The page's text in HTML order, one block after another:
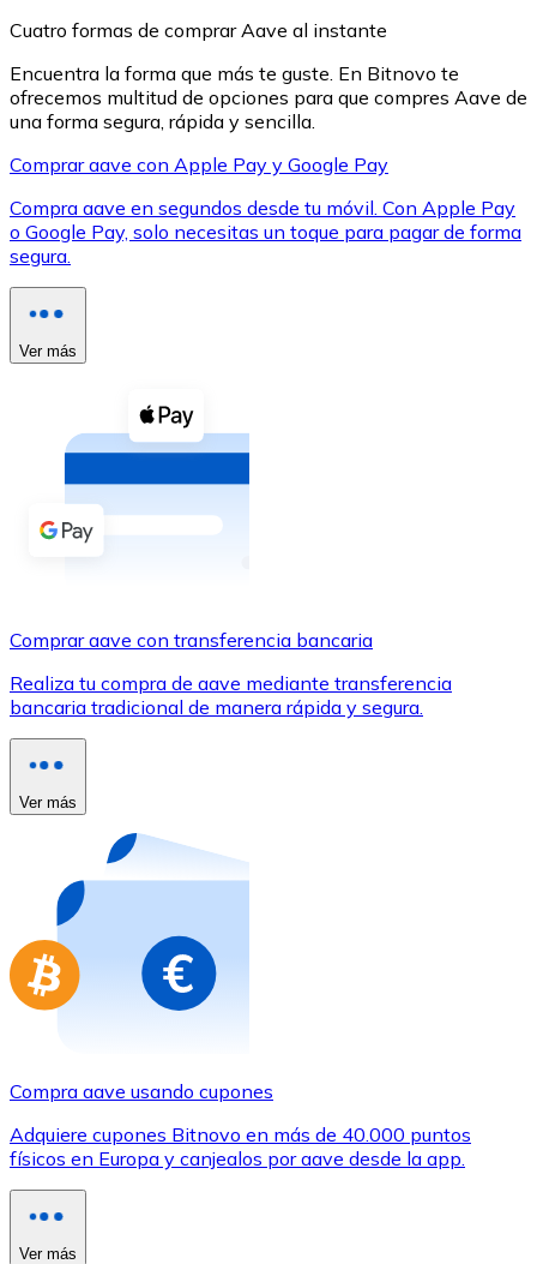
XRP
XRP
Ver todo
Compra criptomonedas con efectivo en tu tienda más
Comprar con efectivo
Transferencia SEPA
Utiliza tarjetas Visa y Mastercard para comprar
Comprar con tarjeta
Compra tarjetas regalo de tus marcas favoritas con
Ir a la tienda de tarjetas regalo
Cuatro formas de comprar Aave al instante
Encuentra la forma que más te guste. En Bitnovo te
ofrecemos multitud de opciones para que compres Aave de
una forma segura, rápida y sencilla.
Comprar aave con Apple Pay y Google Pay
Compra aave en segundos desde tu móvil. Con Apple Pay
o Google Pay, solo necesitas un toque para pagar de forma
segura.
Ver más
Comprar aave con transferencia bancaria
Realiza tu compra de aave mediante transferencia
bancaria tradicional de manera rápida y segura.
Ver más
Compra aave usando cupones
Adquiere cupones Bitnovo en más de 40.000 puntos
físicos en Europa y canjealos por aave desde la app.
Ver más